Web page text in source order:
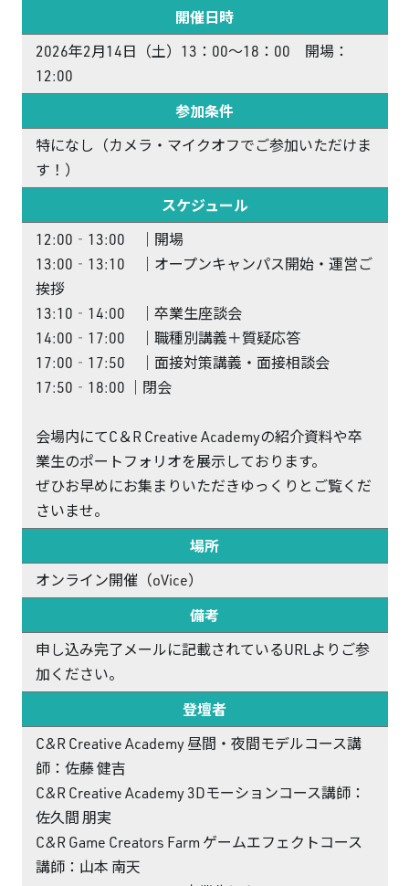
開催日時
2026年2月14日（土）13：00～18：00 開場：
12:00
参加条件
特になし（カメラ・マイクオフでご参加いただけま
す！）
スケジュール
12:00‐13:00 ｜開場
13:00‐13:10 ｜オープンキャンパス開始・運営ご
挨拶
13:10‐14:00 ｜卒業生座談会
14:00‐17:00 ｜職種別講義＋質疑応答
17:00‐17:50 ｜面接対策講義・面接相談会
17:50‐18:00 ｜閉会
会場内にてC＆R Creative Academyの紹介資料や卒
業生のポートフォリオを展示しております。
ぜひお早めにお集まりいただきゆっくりとご覧くだ
さいませ。
場所
オンライン開催（oVice）
備考
申し込み完了メールに記載されているURLよりご参
加ください。
登壇者
C&R Creative Academy 昼間・夜間モデルコース講
師：佐藤 健吉
C&R Creative Academy 3Dモーションコース講師：
佐久間 朋実
C&R Game Creators Farm ゲームエフェクトコース
講師：山本 南天